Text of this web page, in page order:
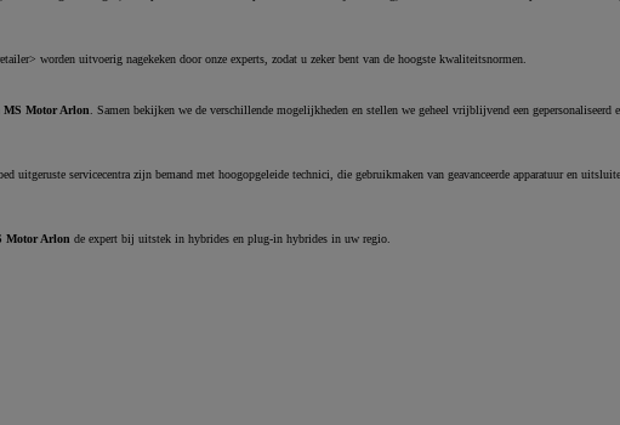
worden uitvoerig nagekeken door onze experts, zodat u zeker bent van de hoogste kwaliteitsnormen.
MS Motor Arlon . Samen bekijken we de verschillende mogelijkheden en stellen we geheel vrijblijvend een
servicecentra zijn bemand met hoogopgeleide technici, die gebruikmaken van geavanceerde apparatuur en
Motor Arlon de expert bij uitstek in hybrides en plug-in hybrides in uw regio.